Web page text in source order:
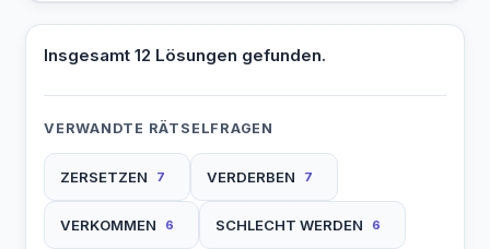
Insgesamt 12 Lösungen gefunden.
VERWANDTE RÄTSELFRAGEN
ZERSETZEN 7 VERDERBEN 7
VERKOMMEN 6 SCHLECHT WERDEN 6